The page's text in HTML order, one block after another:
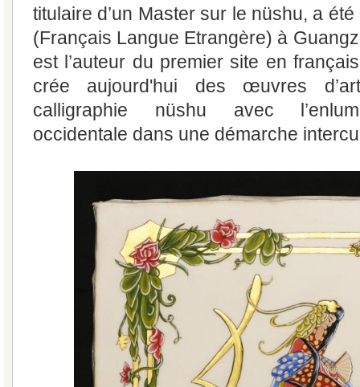
titulaire d’un Master sur le nüshu, a
(Français Langue Etrangère) à
est l’auteur du premier site en
crée aujourd'hui des œuvres
calligraphie nüshu avec
occidentale dans une démarche